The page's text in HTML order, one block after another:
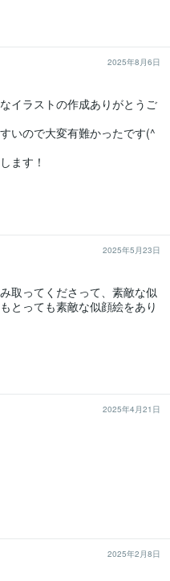
2025年8月6日
イラストの作成ありがとうご
いので大変有難かったです(^
ます！
2025年5月23日
取ってくださって、素敵な似
とっても素敵な似顔絵をあり
2025年4月21日
2025年2月8日